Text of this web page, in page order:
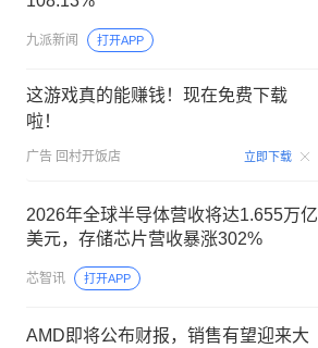
九派新闻 打开APP
这游戏真的能赚钱！现在免费下载
啦！
广告 回村开饭店 立即下载
2026年全球半导体营收将达1.655万亿
美元，存储芯片营收暴涨302%
芯智讯 打开APP
AMD即将公布财报，销售有望迎来大